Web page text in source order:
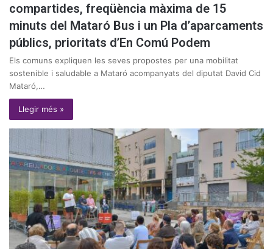
compartides, freqüència màxima de 15
minuts del Mataró Bus i un Pla d’aparcaments
públics, prioritats d’En Comú Podem
Els comuns expliquen les seves propostes per una mobilitat
sostenible i saludable a Mataró acompanyats del diputat David Cid
Mataró,…
Llegir més »